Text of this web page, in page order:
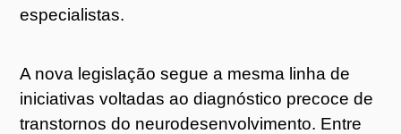
especialistas.
A nova legislação segue a mesma linha de
iniciativas voltadas ao diagnóstico precoce de
transtornos do neurodesenvolvimento. Entre